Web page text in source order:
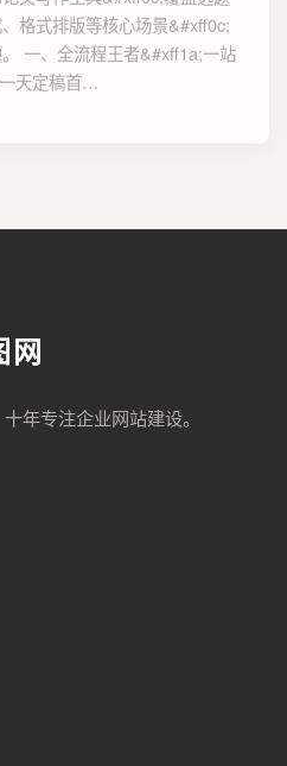
格式排版等核心场景&#xff0c;
一、全流程王者&#xff1a;一站
天定稿首…
网
年专注企业网站建设。